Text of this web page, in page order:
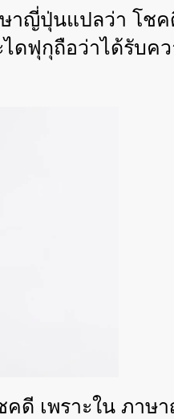
าญี่ปุ่นแปลว่า โช
ดฟุกุถือว่าได้รับ
คดี เพราะใน ภา